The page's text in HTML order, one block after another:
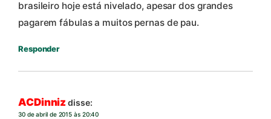
brasileiro hoje está nivelado, apesar dos grandes
pagarem fábulas a muitos pernas de pau.
Responder
ACDinniz disse:
30 de abril de 2015 às 20:40